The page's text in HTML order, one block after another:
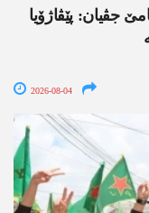
جڤیان: پێڤاژۆیا
2026-08-04